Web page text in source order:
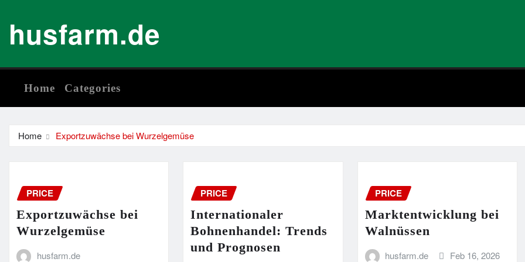
content
husfarm.de
Home Categories
Home Exportzuwächse bei Wurzelgemüse
PRICE
Exportzuwächse bei
Wurzelgemüse
husfarm.de
PRICE
Internationaler
Bohnenhandel: Trends
und Prognosen
PRICE
Marktentwicklung bei
Walnüssen
husfarm.de
Feb 16, 2026